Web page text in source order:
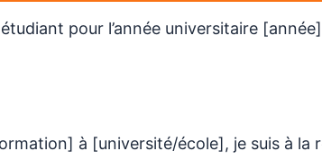
pour l’année universitaire [année]
à [université/école], je suis à la